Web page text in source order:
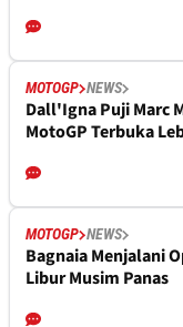
MOTOGP NEWS
Dall'Igna Puji Marc
MotoGP Terbuka
MOTOGP NEWS
Bagnaia Menjalani
Libur Musim Panas